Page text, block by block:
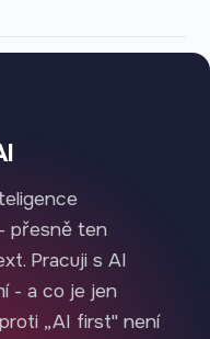
přesně ten
Pracuji s AI
- a co je jen
„AI first" není